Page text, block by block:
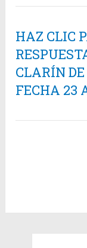
HAZ CLIC
CLARÍN
FECHA 23